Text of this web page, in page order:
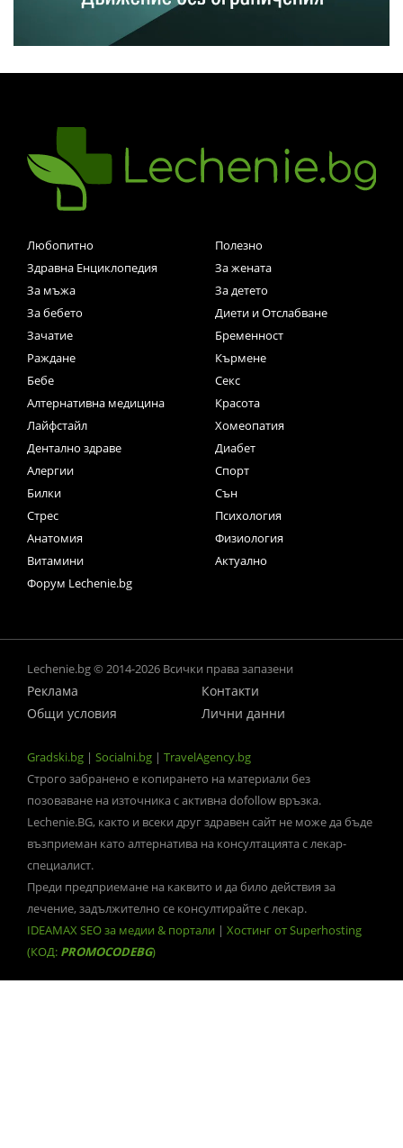
Любопитно
Полезно
Здравна Енциклопедия
За жената
За мъжа
За детето
За бебето
Диети и Отслабване
Зачатие
Бременност
Раждане
Кърмене
Бебе
Секс
Алтернативна медицина
Красота
Лайфстайл
Хомеопатия
Дентално здраве
Диабет
Алергии
Спорт
Билки
Сън
Стрес
Психология
Анатомия
Физиология
Витамини
Актуално
Форум Lechenie.bg
Lechenie.bg © 2014-2026 Всички права запазени
Реклама
Контакти
Общи условия
Лични данни
Gradski.bg | Socialni.bg | TravelAgency.bg
Строго забранено е копирането на материали без
позоваване на източника с активна dofollow връзка.
Lechenie.BG, както и всеки друг здравен сайт не може да бъде
възприеман като алтернатива на консултацията с лекар-
специалист.
Преди предприемане на каквито и да било действия за
лечение, задължително се консултирайте с лекар.
IDEAMAX SEO за медии & портали | Хостинг от Superhosting
(КОД: PROMOCODEBG)